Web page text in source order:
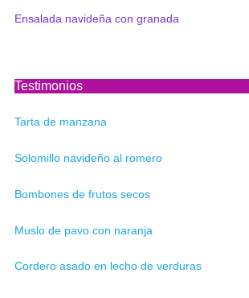
Ensalada navideña con granada
Testimonios
Tarta de manzana
Solomillo navideño al romero
Bombones de frutos secos
Muslo de pavo con naranja
Cordero asado en lecho de verduras